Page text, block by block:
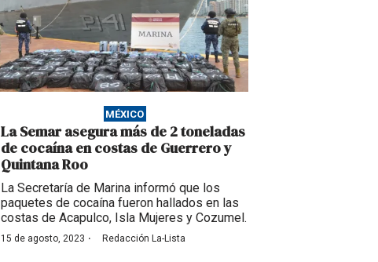
MÉXICO
La Semar asegura más de 2 toneladas
de cocaína en costas de Guerrero y
Quintana Roo
La Secretaría de Marina informó que los
paquetes de cocaína fueron hallados en las
costas de Acapulco, Isla Mujeres y Cozumel.
15 de agosto, 2023 · Redacción La-Lista